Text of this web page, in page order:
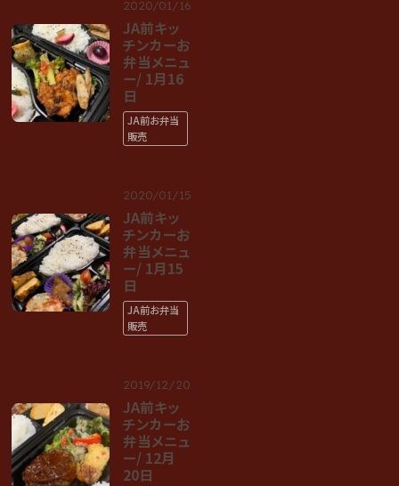
2020/01/16
JA前キッ
チンカーお
弁当メニュ
ー/ 1月16
日
JA前お弁当
販売
2020/01/15
JA前キッ
チンカーお
弁当メニュ
ー/ 1月15
日
JA前お弁当
販売
2019/12/20
JA前キッ
チンカーお
弁当メニュ
ー/ 12月
20日